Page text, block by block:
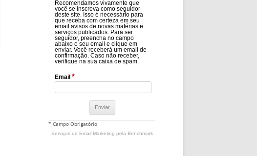
Recomendamos vivamente que
você se inscreva como seguidor
deste site. Isso é necessário para
que receba com certeza em seu
email avisos de novas matérias e
serviços publicados. Para ser
seguidor, preencha no campo
abaixo o seu email e clique em
enviar. Você receberá um email de
confirmação. Caso não receber,
verifique na sua caixa de spam.
Email *
* Campo Obrigatório
Serviços de Email Marketing pela Benchmark